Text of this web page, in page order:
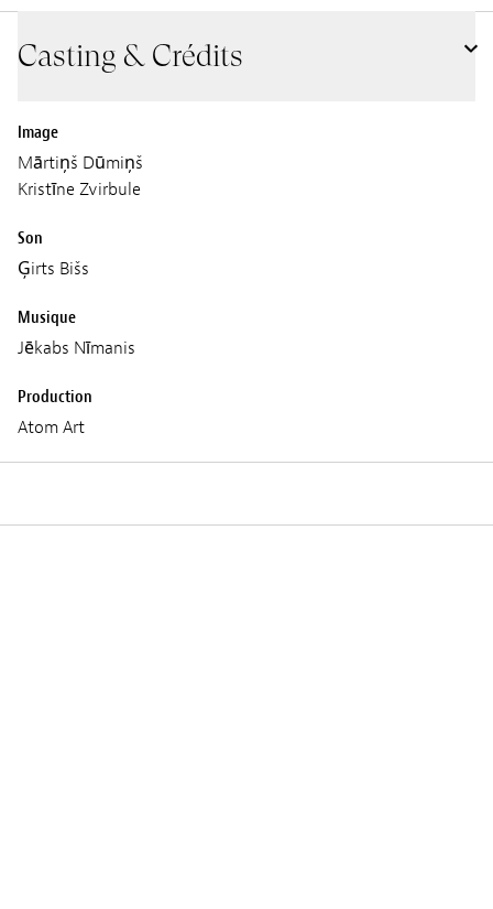
Casting & Crédits
Image
Mārtiņš Dūmiņš
Kristīne Zvirbule
Son
Ģirts Bišs
Musique
Jēkabs Nīmanis
Production
Atom Art